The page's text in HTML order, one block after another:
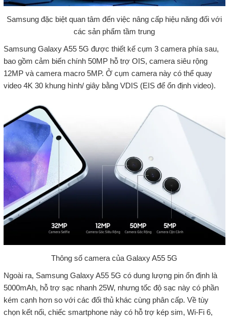
Samsung đặc biệt quan tâm đến việc nâng cấp hiệu năng đối với
các sản phẩm tầm trung
Samsung Galaxy A55 5G được thiết kế cụm 3 camera phía sau,
bao gồm cảm biến chính 50MP hỗ trợ OIS, camera siêu rộng
12MP và camera macro 5MP. Ở cụm camera này có thể quay
video 4K 30 khung hình/ giây bằng VDIS (EIS để ổn định video).
Thông số camera của Galaxy A55 5G
Ngoài ra, Samsung Galaxy A55 5G có dung lượng pin ổn định là
5000mAh, hỗ trợ sạc nhanh 25W, nhưng tốc độ sạc này có phần
kém cạnh hơn so với các đối thủ khác cùng phân cấp. Về tùy
chọn kết nối, chiếc smartphone này có hỗ trợ kép sim, Wi-Fi 6,